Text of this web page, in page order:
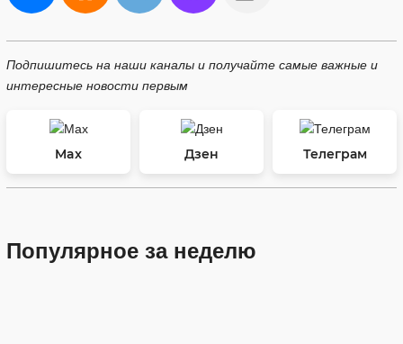
Подпишитесь на наши каналы и получайте самые важные и
интересные новости первым
Max Дзен Телеграм
Популярное за неделю